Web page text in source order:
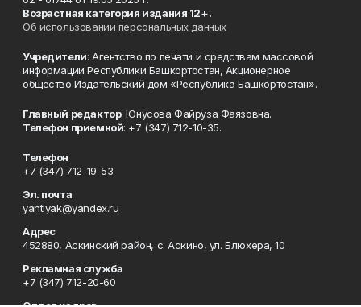
Возрастная категория издания 12+.
Об использовании персональных данных
Учредители: Агентство по печати и средствам массовой
информации Республики Башкортостан, Акционерное
общество Издательский дом «Республика Башкортостан».
Главный редактор: Юнусова Файруза Фаязовна.
Телефон приемной: +7 (347) 712-10-35.
Телефон
+7 (347) 712-19-53
Эл. почта
yantiyak@yandex.ru
Адрес
452880, Аскинский район, с. Аскино, ул. Блюхера, 10
Рекламная служба
+7 (347) 712-20-60